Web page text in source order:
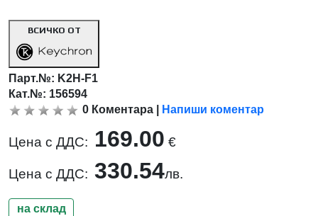
ВСИЧКО ОТ
Парт.№: K2H-F1
Кат.№: 156594
0 Коментара Напиши коментар
Цена с ДДС: 169.00 €
Цена с ДДС: 330.54лв.
на склад